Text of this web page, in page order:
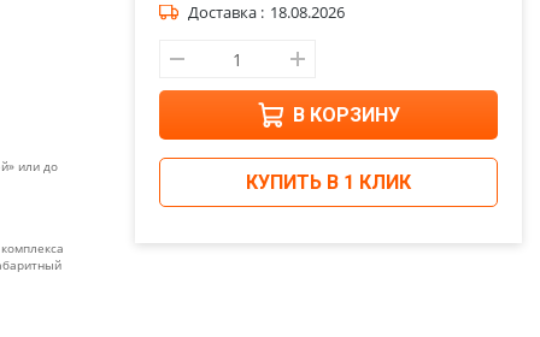
или до
Доставка : 18.08.2026
В КОРЗИНУ
КУПИТЬ В 1 КЛИК